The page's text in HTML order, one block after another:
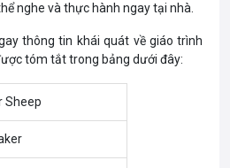
nghe và thực hành ngay tại nhà.
thông tin khái quát về giáo trình
tóm tắt trong bảng dưới đây:
Sheep